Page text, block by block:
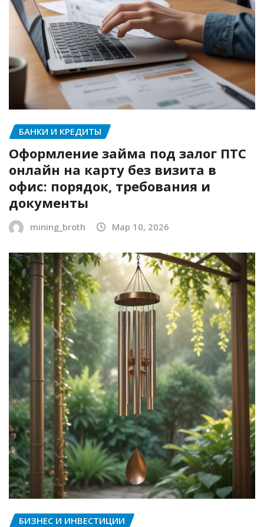
БАНКИ И КРЕДИТЫ
Оформление займа под залог ПТС
онлайн на карту без визита в
офис: порядок, требования и
документы
mining_broth Мар 10, 2026
БИЗНЕС И ИНВЕСТИЦИИ